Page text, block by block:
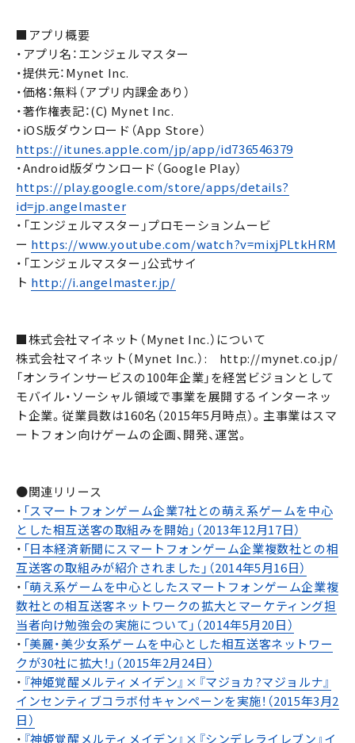
■アプリ概要
・アプリ名：エンジェルマスター
・提供元：Mynet Inc.
・価格：無料（アプリ内課金あり）
・著作権表記：(C) Mynet Inc.
・iOS版ダウンロード（App Store）
https://itunes.apple.com/jp/app/id736546379
・Android版ダウンロード（Google Play）
https://play.google.com/store/apps/details?
id=jp.angelmaster
・「エンジェルマスター」プロモーションムービ
ー https://www.youtube.com/watch?v=mixjPLtkHRM
・「エンジェルマスター」公式サイ
ト http://i.angelmaster.jp/
■株式会社マイネット（Mynet Inc.）について
株式会社マイネット（Mynet Inc.）: http://mynet.co.jp/
「オンラインサービスの100年企業」を経営ビジョンとして
モバイル・ソーシャル領域で事業を展開するインターネッ
ト企業。従業員数は160名（2015年5月時点）。主事業はスマ
ートフォン向けゲームの企画、開発、運営。
●関連リリース
・ 「スマートフォンゲーム企業7社との萌え系ゲームを中心
とした相互送客の取組みを開始」（2013年12月17日）
・ 「日本経済新聞にスマートフォンゲーム企業複数社との相
互送客の取組みが紹介されました」（2014年5月16日）
・ 「萌え系ゲームを中心としたスマートフォンゲーム企業複
数社との相互送客ネットワークの拡大とマーケティング担
当者向け勉強会の実施について」（2014年5月20日）
・ 「美麗・美少女系ゲームを中心とした相互送客ネットワー
クが30社に拡大！」（2015年2月24日）
・ 『神姫覚醒メルティメイデン』×『マジョカ?マジョルナ』
インセンティブコラボ付キャンペーンを実施！（2015年3月2
日）
・ 『神姫覚醒メルティメイデン』×『シンデレライレブン』イ